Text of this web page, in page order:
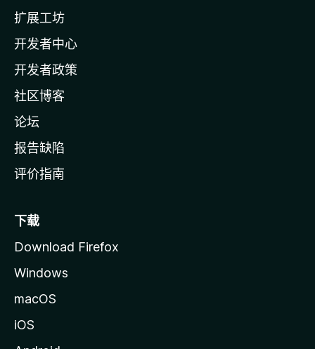
a
主
页
扩展工坊
开发者中心
开发者政策
社区博客
论坛
报告缺陷
评价指南
下载
Download Firefox
Windows
macOS
iOS